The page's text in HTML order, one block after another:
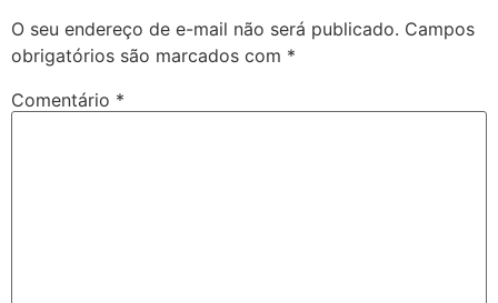
O seu endereço de e-mail não será publicado. Campos
obrigatórios são marcados com *
Comentário *